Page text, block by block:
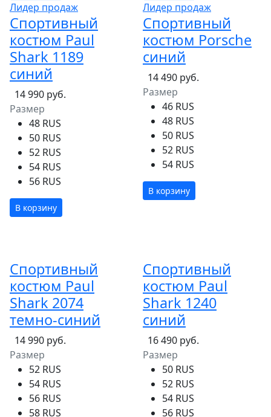
Лидер продаж
Спортивный
костюм Paul
Shark 1189
синий
14 990 руб.
Размер
48 RUS
50 RUS
52 RUS
54 RUS
56 RUS
В корзину
Лидер продаж
Спортивный
костюм Porsche
синий
14 490 руб.
Размер
46 RUS
48 RUS
50 RUS
52 RUS
54 RUS
В корзину
Спортивный
костюм Paul
Shark 2074
темно-синий
14 990 руб.
Размер
52 RUS
54 RUS
56 RUS
58 RUS
Спортивный
костюм Paul
Shark 1240
синий
16 490 руб.
Размер
50 RUS
52 RUS
54 RUS
56 RUS